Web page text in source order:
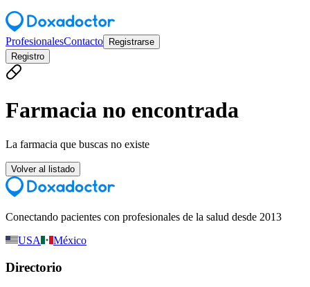
ProfesionalesContacto
Registrarse
Registro
Farmacia no encontrada
La farmacia que buscas no existe
Volver al listado
Conectando pacientes con profesionales de la salud desde 2013
USA
México
Directorio